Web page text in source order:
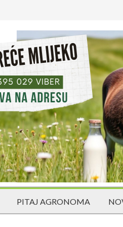
PITAJ AGRONOMA